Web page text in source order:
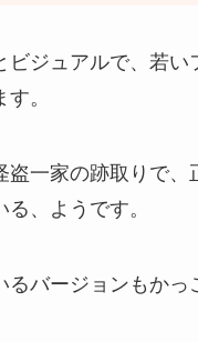
ビジュアルで、若い
。
盗一家の跡取りで、
、ようです。
るバージョンもかっ